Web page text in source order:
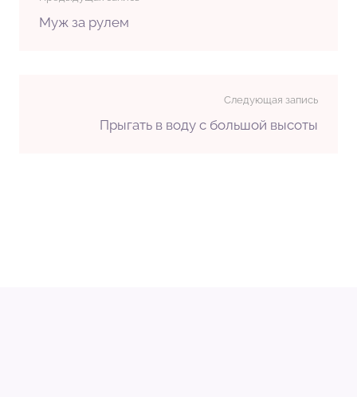
Муж за рулем
Следующая запись
Прыгать в воду с большой высоты